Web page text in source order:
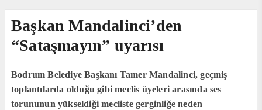
Başkan Mandalinci’den
“Sataşmayın” uyarısı
Bodrum Belediye Başkanı Tamer Mandalinci, geçmiş
toplantılarda olduğu gibi meclis üyeleri arasında ses
torununun yükseldiği mecliste gerginliğe neden